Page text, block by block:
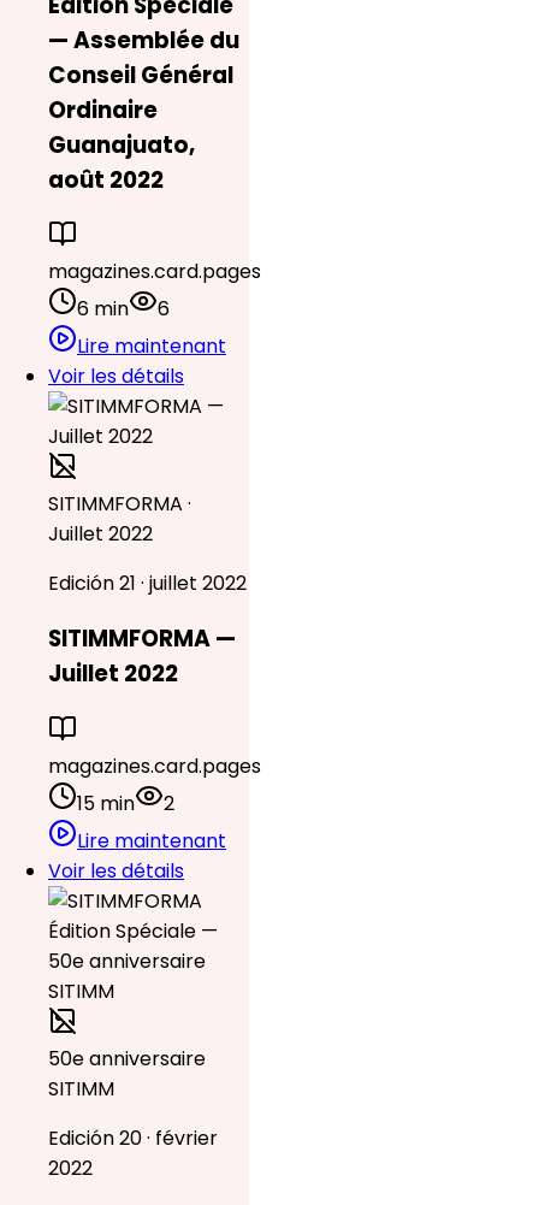
— Assemblée du
Conseil Général
Ordinaire
Guanajuato,
août 2022
magazines.card.pages
6 min
6
Lire maintenant
Voir les détails
SITIMMFORMA ·
Juillet 2022
Edición 21 · juillet 2022
SITIMMFORMA —
Juillet 2022
magazines.card.pages
15 min
2
Lire maintenant
Voir les détails
50e anniversaire
SITIMM
Edición 20 · février
2022